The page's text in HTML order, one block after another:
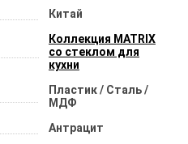
Китай
Коллекция MATRIX
со стеклом для
кухни
Пластик / Сталь /
МДФ
Антрацит